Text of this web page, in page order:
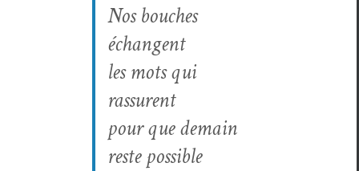
Nos bouch­es
échangent
les mots qui
rassurent
pour que demain
reste possible